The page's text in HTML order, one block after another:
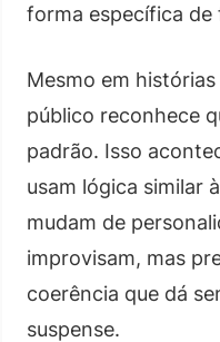
forma específica de
Mesmo em
público reconhece
padrão. Isso
usam lógica similar
mudam de
improvisam, mas
coerência que dá
suspense.